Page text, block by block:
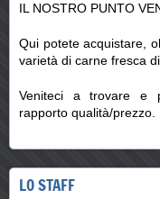
IL NOSTRO PUNTO
Qui potete acquistare,
varietà di carne fresca
Veniteci a trovare e
rapporto qualità/prezzo.
LO STAFF